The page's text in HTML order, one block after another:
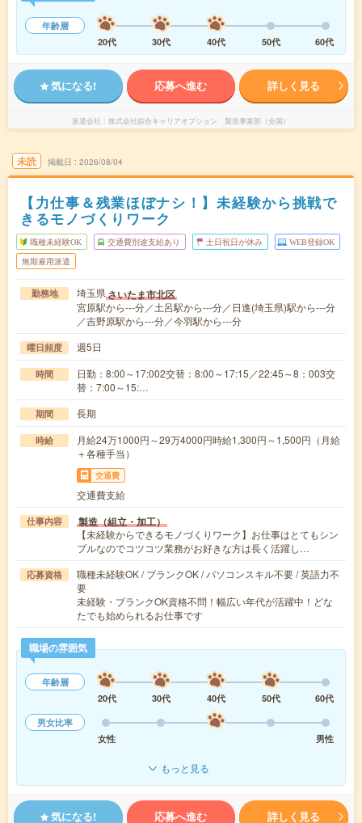
年齢層
20代
30代 40代 50代 60代
気になる! 応募へ進む 詳しく見る
派遣会社 株式会社綜合キャリアオプション 製造事業部（全国）
未読 掲載日 2026/08/04
【力仕事＆残業ほぼナシ！】未経験から挑戦で
きるモノづくりワーク
職種未経験OK 交通費別途支給あり 土日祝日が休み WEB登録OK
無期雇用派遣
勤務地 埼玉県さいたま市北区
宮原駅から---分／土呂駅から---分／日進(埼玉県)駅から---分
／吉野原駅から---分／今羽駅から---分
曜日頻度 週5日
時間
日勤：8:00～17:002交替：8:00～17:15／22:45～8：003交
替：7:00～15:…
期間 長期
時給
月給24万1000円～29万4000円時給1,300円～1,500円（月給
＋各種手当）
交通費
交通費支給
仕事内容 製造（組立・加工）
【未経験からできるモノづくりワーク】お仕事はとてもシン
プルなのでコツコツ業務がお好きな方は長く活躍し…
応募資格
職種未経験OK / ブランクOK / パソコンスキル不要 / 英語力不
要
未経験・ブランクOK資格不問！幅広い年代が活躍中！どな
たでも始められるお仕事です
職場の雰囲気
年齢層
20代
30代 40代 50代
60代
男女比率
女性
男性
もっと見る
気になる! 応募へ進む 詳しく見る